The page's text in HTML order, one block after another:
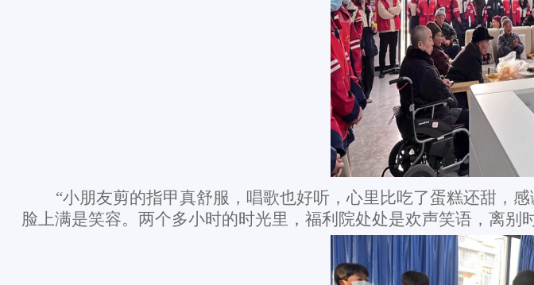
“小朋友剪的指甲真舒服，唱歌也好听，心里比吃了蛋糕还甜，
脸上满是笑容。两个多小时的时光里，福利院处处是欢声笑语，离别